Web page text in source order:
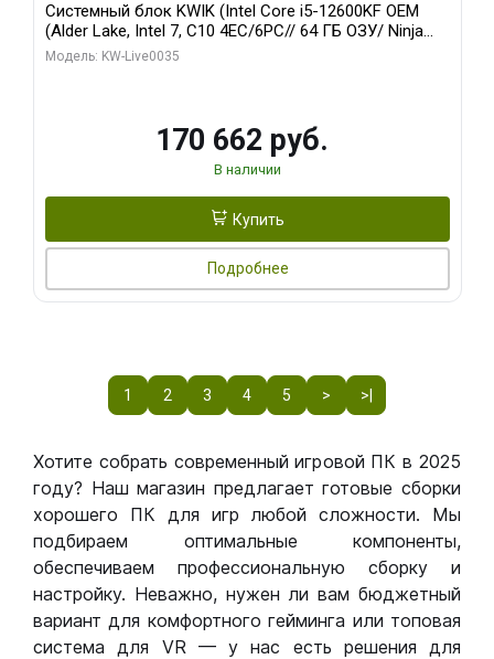
Системный блок KWIK (Intel Core i5-12600KF OEM
(Alder Lake, Intel 7, C10 4EC/6PC// 64 ГБ ОЗУ/ Ninja
Sinotex GTX1650 4GB 128bit GDDR6 DVI DP HDMI 2/
Модель: KW-Live0035
170 662 руб.
В наличии
Купить
Подробнее
1 2 3 4 5 > >|
Хотите собрать современный игровой ПК в 2025
году? Наш магазин предлагает готовые сборки
хорошего ПК для игр любой сложности. Мы
подбираем оптимальные компоненты,
обеспечиваем профессиональную сборку и
настройку. Неважно, нужен ли вам бюджетный
вариант для комфортного гейминга или топовая
система для VR — у нас есть решения для